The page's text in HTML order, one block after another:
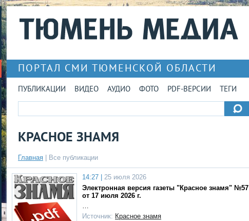
ПОРТАЛ СМИ ТЮМЕНСКОЙ ОБЛАСТИ
ПУБЛИКАЦИИ ВИДЕО АУДИО ФОТО PDF-ВЕРСИИ ТЕГИ
КРАСНОЕ ЗНАМЯ
Главная Все публикации
14:27 |
25 июля 2026
Электронная версия газеты "Красное знамя" №57
от 17 июля 2026 г.
…
Источник: Красное знамя